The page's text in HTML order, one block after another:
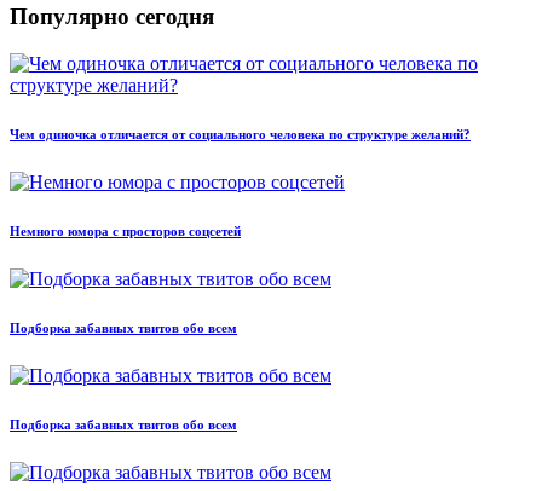
Популярно сегодня
Чем одиночка отличается от социального человека по структуре желаний?
Немного юмора с просторов соцсетей
Подборка забавных твитов обо всем
Подборка забавных твитов обо всем